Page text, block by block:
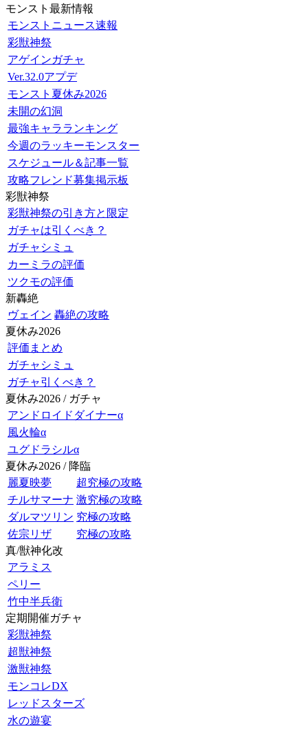
モンスト最新情報
モンストニュース速報
彩獣神祭
アゲインガチャ
Ver.32.0アプデ
モンスト夏休み2026
未開の幻洞
最強キャラランキング
今週のラッキーモンスター
スケジュール＆記事一覧
攻略フレンド募集掲示板
彩獣神祭
彩獣神祭の引き方と限定
ガチャは引くべき？
ガチャシミュ
カーミラの評価
ツクモの評価
新轟絶
ヴェイン 轟絶の攻略
夏休み2026
評価まとめ
ガチャシミュ
ガチャ引くべき？
夏休み2026 / ガチャ
アンドロイドダイナーα
風火輪α
ユグドラシルα
夏休み2026 / 降臨
麗夏映夢
超究極の攻略
チルサマーナ 激究極の攻略
ダルマツリン 究極の攻略
佐宗リザ
究極の攻略
真/獣神化改
アラミス
ペリー
竹中半兵衛
定期開催ガチャ
彩獣神祭
超獣神祭
激獣神祭
モンコレDX
レッドスターズ
水の遊宴